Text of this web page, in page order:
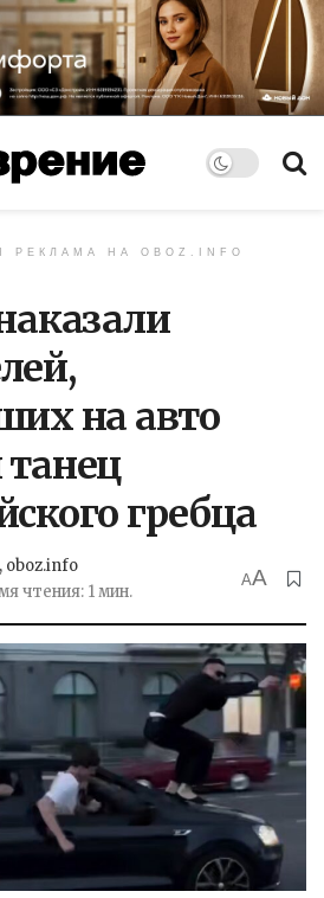
РЕКЛАМА НА OBOZ.INFO
на авто
гребца
oboz.info
чтения: 1 мин.
AA